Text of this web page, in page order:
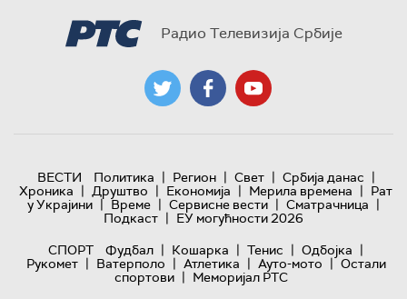
Радио Телевизија Србије
ВЕСТИ Политика | Регион | Свет | Србија данас |
Хроника | Друштво | Економија | Мерила времена | Рат
у Украјини | Време | Сервисне вести | Сматрачница |
Подкаст | ЕУ могућности 2026
СПОРТ
Фудбал | Кошарка | Тенис | Одбојка |
Рукомет | Ватерполо | Атлетика | Ауто-мото | Остали
спортови | Меморијал РТС